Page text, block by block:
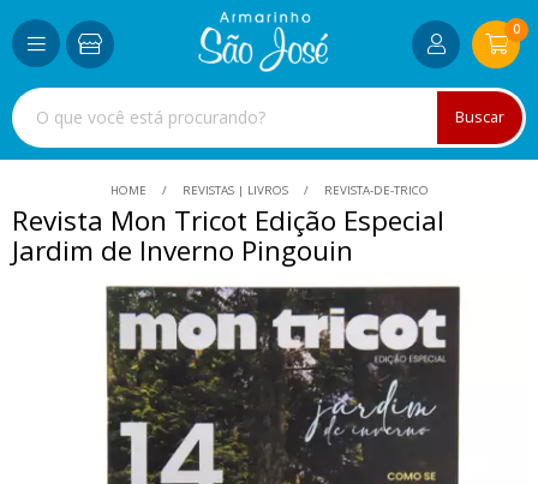
Buscar
0
HOME REVISTAS | LIVROS REVISTA-DE-TRICO
Revista Mon Tricot Edição Especial
Jardim de Inverno Pingouin